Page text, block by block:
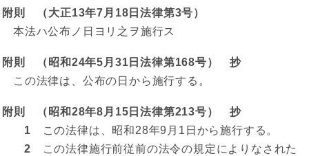
附則 （大正13年7月18日法律第3号）
本法ハ公布ノ日ヨリ之ヲ施行ス
附則 （昭和24年5月31日法律第168号） 抄
この法律は、公布の日から施行する。
附則 （昭和28年8月15日法律第213号） 抄
1 この法律は、昭和28年9月1日から施行する。
2 この法律施行前従前の法令の規定によりなされた